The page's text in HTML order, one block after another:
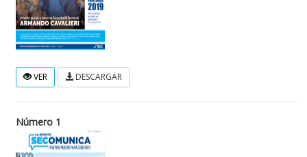
VER DESCARGAR
Número 1